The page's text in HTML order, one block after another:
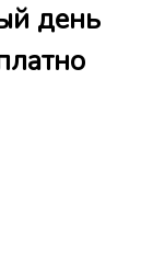
день